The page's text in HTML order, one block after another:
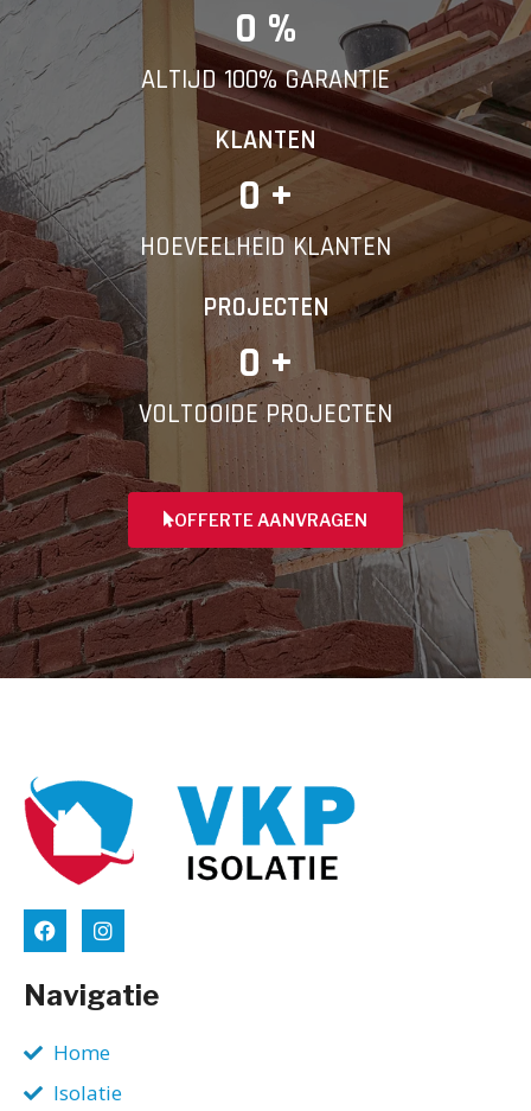
0 %
ALTIJD 100% GARANTIE
KLANTEN
0 +
HOEVEELHEID KLANTEN
PROJECTEN
0 +
VOLTOOIDE PROJECTEN
OFFERTE AANVRAGEN
Navigatie
Home
Isolatie